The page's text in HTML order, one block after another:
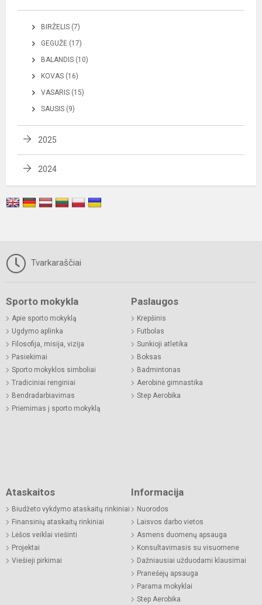
BIRŽELIS (7)
GEGUŽĖ (17)
BALANDIS (10)
KOVAS (16)
VASARIS (15)
SAUSIS (9)
2025
2024
Tvarkaraščiai
Sporto mokykla
Apie sporto mokyklą
Ugdymo aplinka
Filosofija, misija, vizija
Pasiekimai
Sporto mokyklos simboliai
Tradiciniai renginiai
Bendradarbiavimas
Priėmimas į sporto mokyklą
Paslaugos
Krepšinis
Futbolas
Sunkioji atletika
Boksas
Badmintonas
Aerobinė gimnastika
Step Aerobika
Ataskaitos
Biudžeto vykdymo ataskaitų rinkiniai
Finansinių ataskaitų rinkiniai
Lėšos veiklai viešinti
Projektai
Viešieji pirkimai
Informacija
Nuorodos
Laisvos darbo vietos
Asmens duomenų apsauga
Konsultavimasis su visuomene
Dažniausiai užduodami klausimai
Pranešėjų apsauga
Parama mokyklai
Step Aerobika